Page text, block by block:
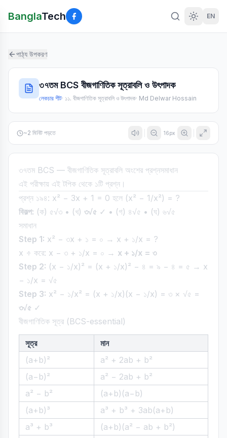
BanglaTech EN
পাঠ্য উপকরণ
৩৭তম BCS বীজগাণিতিক সূত্রাবলি ও উৎপাদক
লেকচার শীট· ১১. বীজগাণিতিক সূত্রাবলি ও উৎপাদক· Md Delwar Hossain
~2 মিনিট পড়তে 16px
৩৭তম BCS — বীজগাণিতিক সূত্রাবলি অংশের প্রশ্নসমাধান
এই পরীক্ষায় এই টপিক থেকে ১টি প্রশ্ন।
প্রশ্ন ১৯৪: x² − 3x + 1 = 0 হলে (x² − 1/x²) = ?
বিকল্প: (ক) ৫√৩ • (খ) ৩√৫ ✓ • (গ) ৪√৫ • (ঘ) ৬√৫
সমাধান
Step 1: x² − ৩x + ১ = ০ → x + ১/x = ?
x ÷ করে: x − ৩ + ১/x = ০ → x + ১/x = ৩
Step 2: (x − ১/x)² = (x + ১/x)² − ৪ = ৯ − ৪ = ৫ → x
− ১/x = √৫
Step 3: x² − ১/x² = (x + ১/x)(x − ১/x) = ৩ × √৫ =
৩√৫ ✓
বীজগাণিতিক সূত্র (BCS-essential)
সূত্র
মান
(a+b)²
a² + 2ab + b²
(a−b)²
a² − 2ab + b²
a² − b²
(a+b)(a−b)
(a+b)³
a³ + b³ + 3ab(a+b)
a³ + b³
(a+b)(a² − ab + b²)